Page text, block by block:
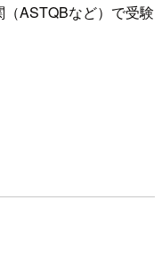
ASTQBなど）で受験